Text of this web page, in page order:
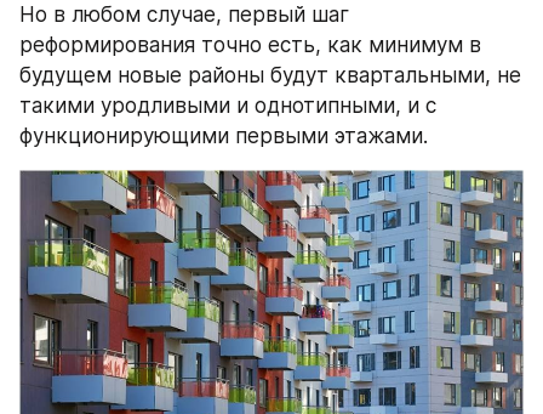
Но в любом случае, первый шаг
реформирования точно есть, как минимум в
будущем новые районы будут квартальными, не
такими уродливыми и однотипными, и с
функционирующими первыми этажами.